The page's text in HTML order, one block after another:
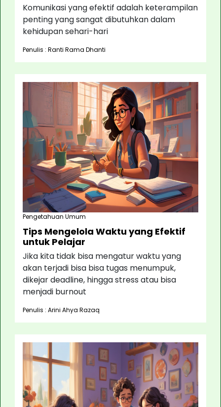
Komunikasi yang efektif adalah keterampilan
penting yang sangat dibutuhkan dalam
kehidupan sehari-hari
Penulis : Ranti Rama Dhanti
Pengetahuan Umum
Tips Mengelola Waktu yang Efektif
untuk Pelajar
Jika kita tidak bisa mengatur waktu yang
akan terjadi bisa bisa tugas menumpuk,
dikejar deadline, hingga stress atau bisa
menjadi burnout
Penulis : Arini Ahya Razaq